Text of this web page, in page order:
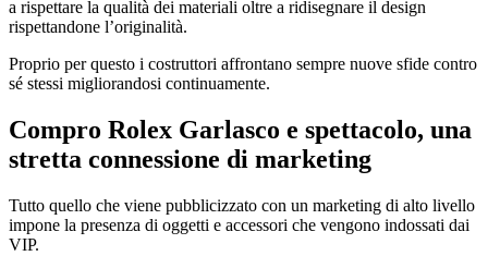
a rispettare la qualità dei materiali oltre a ridisegnare il design
rispettandone l’originalità.
Proprio per questo i costruttori affrontano sempre nuove sfide contro
sé stessi migliorandosi continuamente.
Compro Rolex Garlasco e spettacolo, una
stretta connessione di marketing
Tutto quello che viene pubblicizzato con un marketing di alto livello
impone la presenza di oggetti e accessori che vengono indossati dai
VIP.